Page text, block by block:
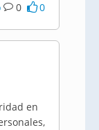
0 0
en